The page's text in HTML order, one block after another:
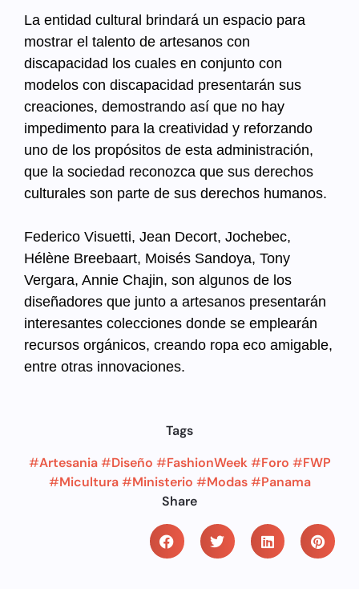
La entidad cultural brindará un espacio para
mostrar el talento de artesanos con
discapacidad los cuales en conjunto con
modelos con discapacidad presentarán sus
creaciones, demostrando así que no hay
impedimento para la creatividad y reforzando
uno de los propósitos de esta administración,
que la sociedad reconozca que sus derechos
culturales son parte de sus derechos humanos.
Federico Visuetti, Jean Decort, Jochebec,
Hélène Breebaart, Moisés Sandoya, Tony
Vergara, Annie Chajin, son algunos de los
diseñadores que junto a artesanos presentarán
interesantes colecciones donde se emplearán
recursos orgánicos, creando ropa eco amigable,
entre otras innovaciones.
Tags
#Artesania#Diseño #FashionWeek#Foro #FWP
#Micultura#Ministerio #Modas#Panama
Share